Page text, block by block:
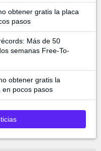
obtener gratis la placa
pasos
Más de 50
semanas Free-To-
obtener gratis la
en pocos pasos